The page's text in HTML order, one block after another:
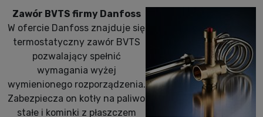
Zawór BVTS firmy Danfoss
W ofercie Danfoss znajduje się
termostatyczny zawór BVTS
pozwalający spełnić
wymagania wyżej
wymienionego rozporządzenia.
Zabezpiecza on kotły na paliwo
stałe i kominki z płaszczem